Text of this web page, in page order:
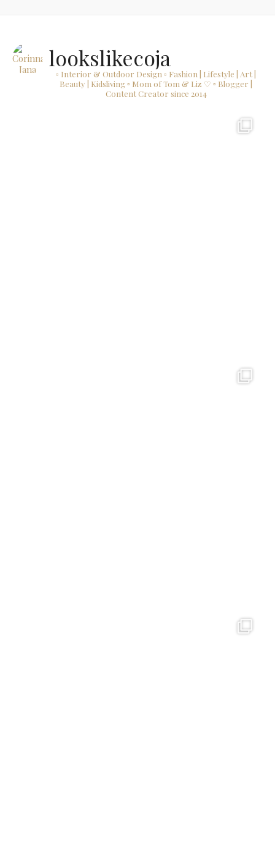
lookslikecoja
▫ Interior & Outdoor Design ▫ Fashion | Lifestyle | Art |
Beauty | Kidsliving▫ Mom of Tom & Liz ♡ ▫ Blogger |
Content Creator since 2014